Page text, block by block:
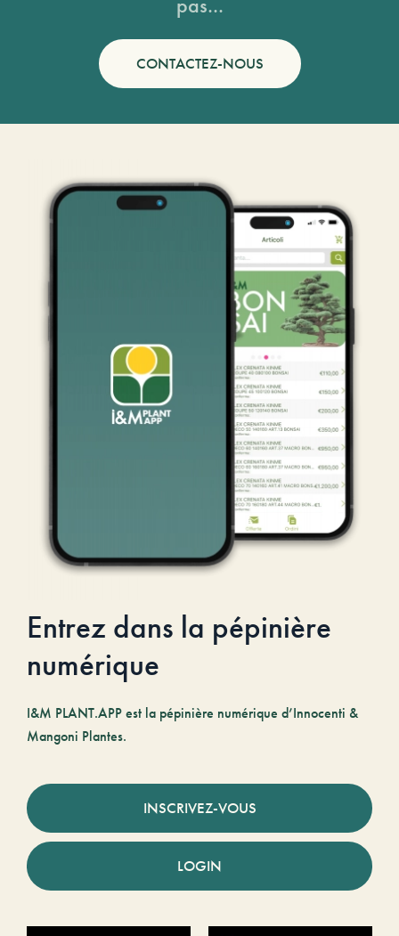
CONTACTEZ-NOUS
Entrez dans la pépinière
numérique
I&M PLANT.APP est la pépinière numérique d’Innocenti &
Mangoni Plantes.
INSCRIVEZ-VOUS
LOGIN